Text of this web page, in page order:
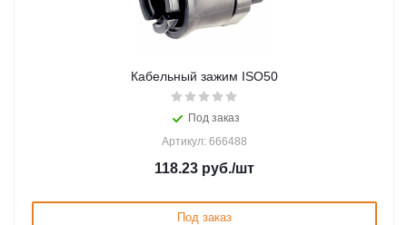
Кабельный зажим ISO50
Под заказ
Артикул: 666488
118.23 руб./шт
Под заказ